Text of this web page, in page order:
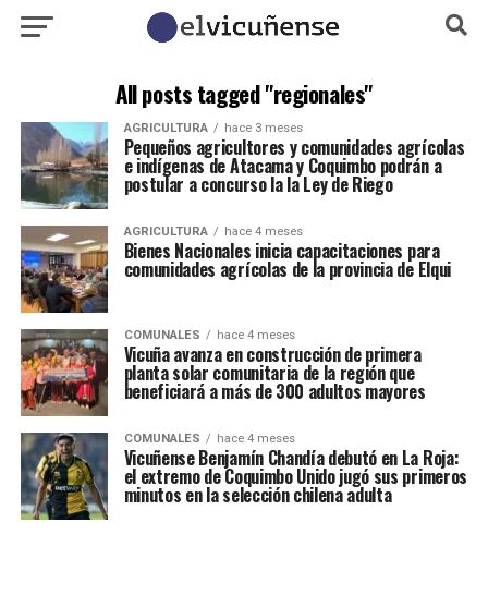
All posts tagged "regionales"
AGRICULTURA hace 3 meses
Pequeños agricultores y comunidades agrícolas
e indígenas de Atacama y Coquimbo podrán a
postular a concurso la la Ley de Riego
AGRICULTURA hace 4 meses
Bienes Nacionales inicia capacitaciones para
comunidades agrícolas de la provincia de Elqui
COMUNALES hace 4 meses
Vicuña avanza en construcción de primera
planta solar comunitaria de la región que
beneficiará a más de 300 adultos mayores
COMUNALES hace 4 meses
Vicuñense Benjamín Chandía debutó en La Roja:
el extremo de Coquimbo Unido jugó sus primeros
minutos en la selección chilena adulta